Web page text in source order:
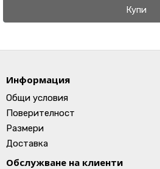
Купи
Информация
Общи условия
Поверителност
Размери
Доставка
Обслужване на клиенти